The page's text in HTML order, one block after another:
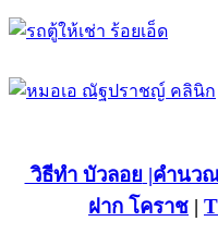
วิธีทำ บัวลอย |คำนว
ฝาก โคราช |